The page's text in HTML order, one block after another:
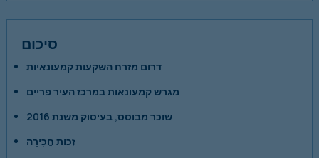
סיכום
דרום מזרח השקעות קמעונאיות
מגרש קמעונאות במרכז העיר פריים
שוכר מבוסס, בעיסוק משנת 2016
זְכוּת חֲכִּירָה